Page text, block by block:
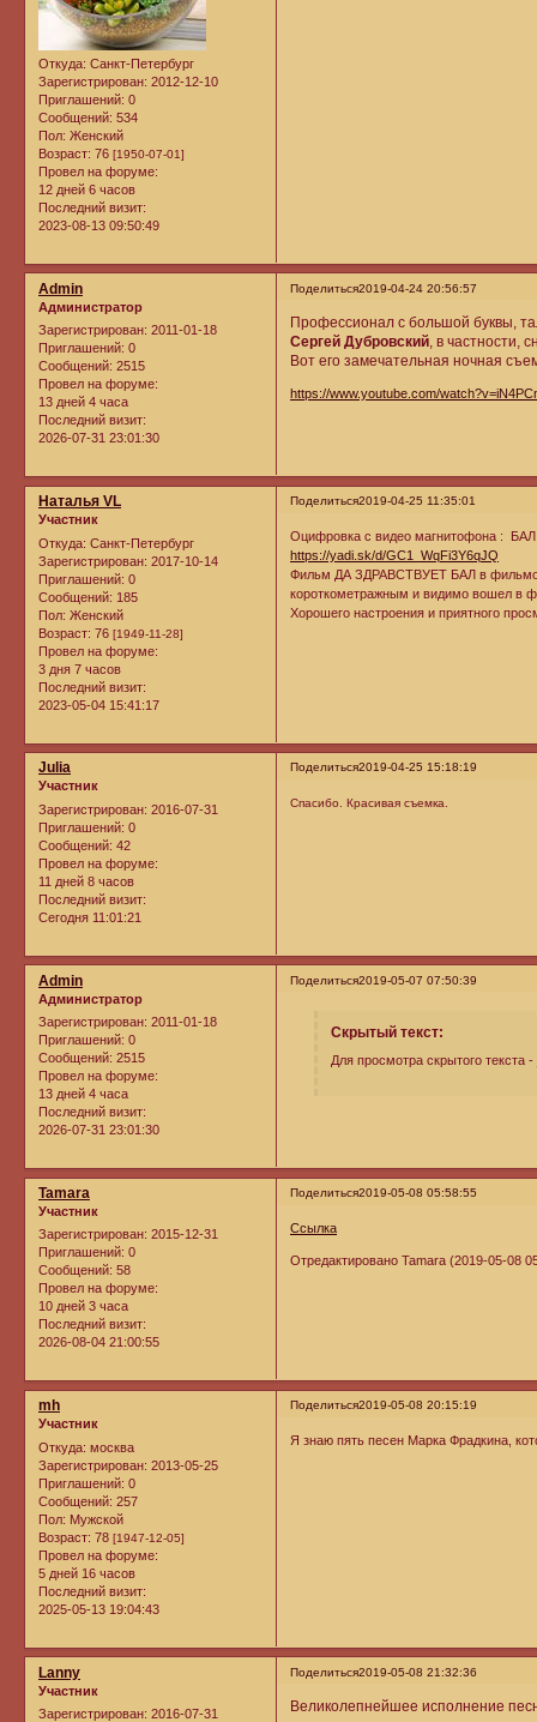
Откуда: Санкт-Петербург
Зарегистрирован: 2012-12-10
Приглашений: 0
Сообщений: 534
Пол: Женский
Возраст: 76 [1950-07-01]
Провел на форуме:
12 дней 6 часов
Последний визит:
2023-08-13 09:50:49
Поделиться2019-04-24 20:56:57
Admin
Администратор
Зарегистрирован: 2011-01-18
Приглашений: 0
Сообщений: 2515
Провел на форуме:
13 дней 4 часа
Последний визит:
2026-07-31 23:01:30
Профессионал с большой буквы,
Сергей Дубровский, в частности,
Вот его замечательная ночная
https://www.youtube.com/
Поделиться2019-04-25 11:35:01
Наталья VL
Участник
Откуда: Санкт-Петербург
Зарегистрирован: 2017-10-14
Приглашений: 0
Сообщений: 185
Пол: Женский
Возраст: 76 [1949-11-28]
Провел на форуме:
3 дня 7 часов
Последний визит:
2023-05-04 15:41:17
Оцифровка с видео магнитофона :
https://yadi.sk/d/GC1_WqFi3Y6qJQ
Фильм ДА ЗДРАВСТВУЕТ БАЛ в
короткометражным и видимо вошел в
Хорошего настроения и приятного
Поделиться2019-04-25 15:18:19
Julia
Участник
Зарегистрирован: 2016-07-31
Приглашений: 0
Сообщений: 42
Провел на форуме:
11 дней 8 часов
Последний визит:
Сегодня 11:01:21
Спасибо. Красивая съемка.
Поделиться2019-05-07 07:50:39
Admin
Администратор
Зарегистрирован: 2011-01-18
Приглашений: 0
Сообщений: 2515
Провел на форуме:
13 дней 4 часа
Последний визит:
2026-07-31 23:01:30
Скрытый текст:
Для просмотра скрытого текста -
Поделиться2019-05-08 05:58:55
Tamara
Участник
Зарегистрирован: 2015-12-31
Приглашений: 0
Сообщений: 58
Провел на форуме:
10 дней 3 часа
Последний визит:
2026-08-04 21:00:55
Ссылка
Отредактировано Tamara (2019-05-08
Поделиться2019-05-08 20:15:19
mh
Участник
Откуда: москва
Зарегистрирован: 2013-05-25
Приглашений: 0
Сообщений: 257
Пол: Мужской
Возраст: 78 [1947-12-05]
Провел на форуме:
5 дней 16 часов
Последний визит:
2025-05-13 19:04:43
Я знаю пять песен Марка Фрадкина,
Поделиться2019-05-08 21:32:36
Lanny
Участник
Зарегистрирован: 2016-07-31
Великолепнейшее исполнение